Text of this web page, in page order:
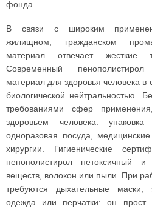
фонда.
В связи с широким
жилищном, гражданском
материал отвечает жесткие
Cовременный
материал для здоровья человека в
биологической нейтральностью.
требованиями сфер
здоровьем человека:
одноразовая посуда,
хирургии. Гигиенические
пенополистирол нетоксичный
веществ, волокон или пыли. При
требуются дыхательные
одежда или перчатки: он прост